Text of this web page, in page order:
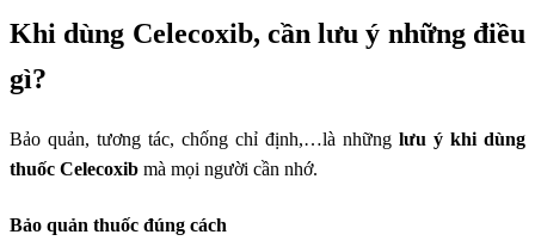
Khi dùng Celecoxib, cần lưu ý những điều
gì?
Bảo quản, tương tác, chống chỉ định,…là những lưu ý khi dùng
thuốc Celecoxib mà mọi người cần nhớ.
Bảo quản thuốc đúng cách